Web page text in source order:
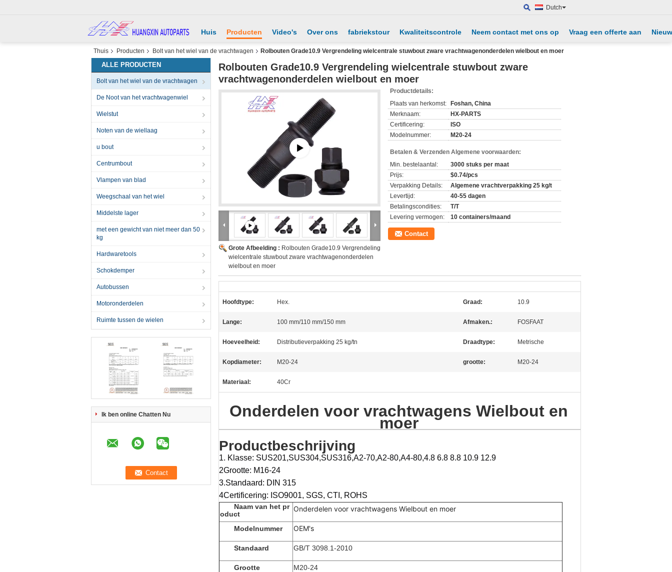
Dutch
Huis Producten Video's Over ons fabriekstour Kwaliteitscontrole Neem contact met ons op Vraag een offerte aan
Thuis Producten Bolt van het wiel van de vrachtwagen Rolbouten Grade10.9 Vergrendeling wielcentrale stuwbout zware vrachtwagenonderdelen wielbout en moer
ALLE PRODUCTEN
Bolt van het wiel van de vrachtwagen
De Noot van het vrachtwagenwiel
Wielstut
Noten van de wiellaag
u bout
Centrumbout
Vlampen van blad
Weegschaal van het wiel
Middelste lager
met een gewicht van niet meer dan 50
kg
Hardwaretools
Schokdemper
Autobussen
Motoronderdelen
Ruimte tussen de wielen
Ik ben online Chatten Nu
Rolbouten Grade10.9 Vergrendeling wielcentrale stuwbout zware
vrachtwagenonderdelen wielbout en moer
Grote Afbeelding : Rolbouten Grade10.9 Vergrendeling
wielcentrale stuwbout zware vrachtwagenonderdelen
wielbout en moer
Productdetails:
Plaats van herkomst:
Foshan, China
Merknaam:
HX-PARTS
Certificering:
ISO
Modelnummer:
M20-24
Betalen & Verzenden Algemene voorwaarden:
Min. bestelaantal:
3000 stuks per maat
Prijs:
$0.74/pcs
Verpakking Details:
Algemene vrachtverpakking 25 kg/t
Levertijd:
40-55 dagen
Betalingscondities:
T/T
Levering vermogen:
10 containers/maand
Contact
Hoofdtype: Hex. Graad: 10.9
Lange: 100 mm/110 mm/150 mm Afmaken.: FOSFAAT
Hoeveelheid: Distributieverpakking 25 kg/tn Draadtype: Metrische
Kopdiameter: M20-24 grootte: M20-24
Materiaal: 40Cr
Onderdelen voor vrachtwagens Wielbout en
moer
Productbeschrijving
1. Klasse: SUS201,SUS304,SUS316,A2-70,A2-80,A4-80,4.8 6.8 8.8 10.9 12.9
2Grootte: M16-24
3.Standaard: DIN 315
4Certificering: ISO9001, SGS, CTI, ROHS
Naam van het pr
oduct
Onderdelen voor vrachtwagens Wielbout en moer
Modelnummer OEM's
Standaard GB/T 3098.1-2010
Grootte M20-24